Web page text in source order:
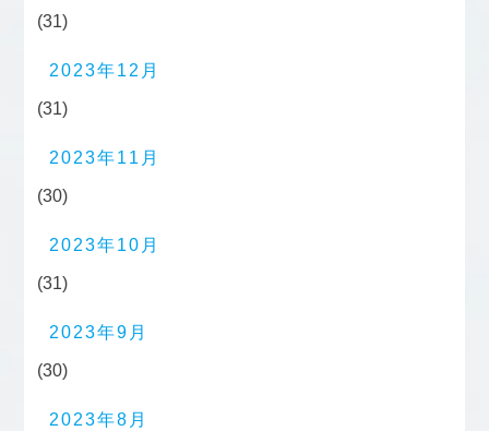
(31)
2023年12月
(31)
2023年11月
(30)
2023年10月
(31)
2023年9月
(30)
2023年8月